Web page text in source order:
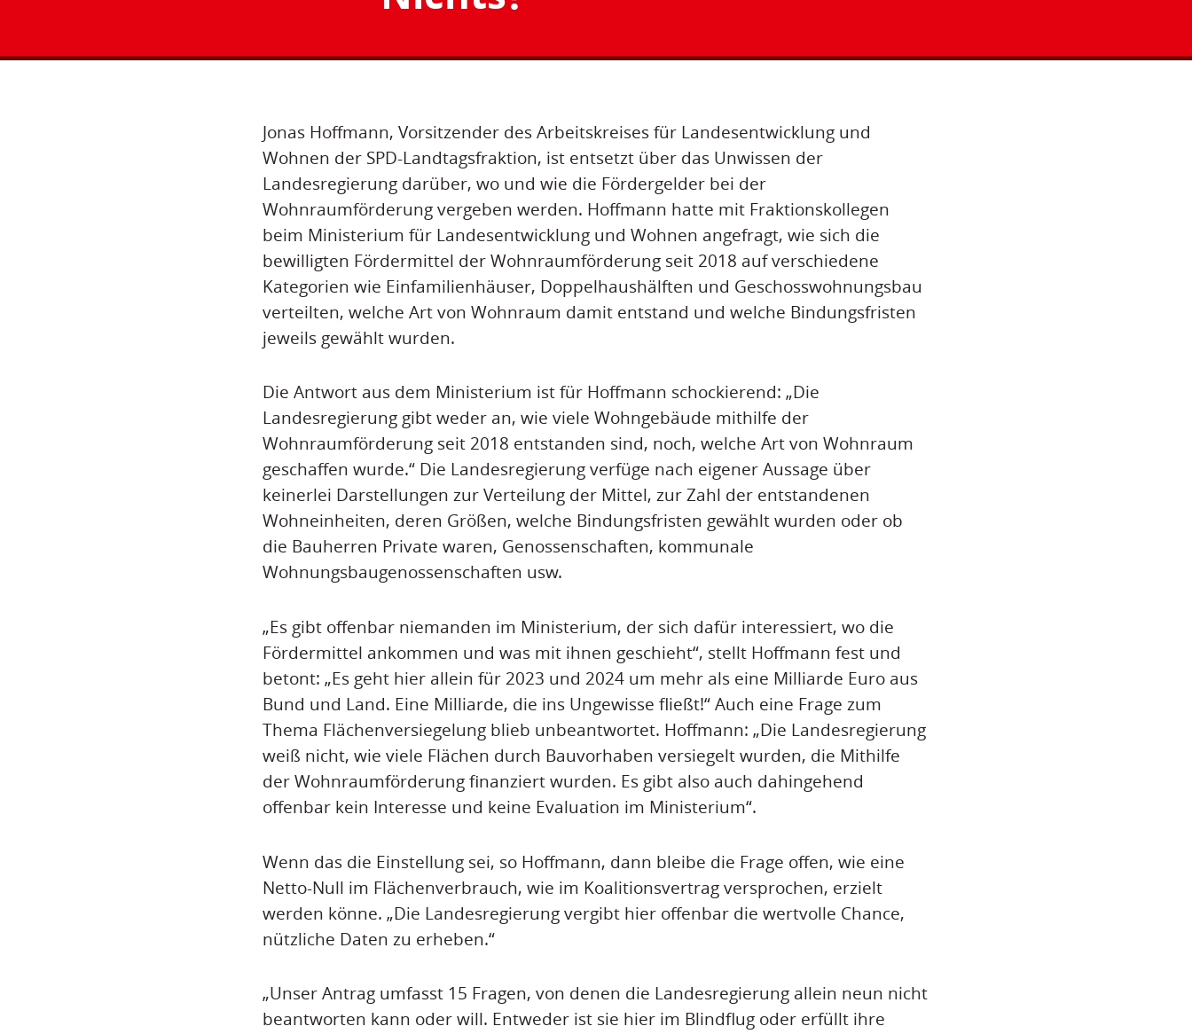
Jonas Hoffmann, Vorsitzender des Arbeitskreises für Landesentwicklung und
Wohnen der SPD-Landtagsfraktion, ist entsetzt über das Unwissen der
Landesregierung darüber, wo und wie die Fördergelder bei der
Wohnraumförderung vergeben werden. Hoffmann hatte mit Fraktionskollegen
beim Ministerium für Landesentwicklung und Wohnen angefragt, wie sich die
bewilligten Fördermittel der Wohnraumförderung seit 2018 auf verschiedene
Kategorien wie Einfamilienhäuser, Doppelhaushälften und Geschosswohnungsbau
verteilten, welche Art von Wohnraum damit entstand und welche Bindungsfristen
jeweils gewählt wurden.
Die Antwort aus dem Ministerium ist für Hoffmann schockierend: „Die
Landesregierung gibt weder an, wie viele Wohngebäude mithilfe der
Wohnraumförderung seit 2018 entstanden sind, noch, welche Art von Wohnraum
geschaffen wurde.“ Die Landesregierung verfüge nach eigener Aussage über
keinerlei Darstellungen zur Verteilung der Mittel, zur Zahl der entstandenen
Wohneinheiten, deren Größen, welche Bindungsfristen gewählt wurden oder ob
die Bauherren Private waren, Genossenschaften, kommunale
Wohnungsbaugenossenschaften usw.
„Es gibt offenbar niemanden im Ministerium, der sich dafür interessiert, wo die
Fördermittel ankommen und was mit ihnen geschieht“, stellt Hoffmann fest und
betont: „Es geht hier allein für 2023 und 2024 um mehr als eine Milliarde Euro aus
Bund und Land. Eine Milliarde, die ins Ungewisse fließt!“ Auch eine Frage zum
Thema Flächenversiegelung blieb unbeantwortet. Hoffmann: „Die Landesregierung
weiß nicht, wie viele Flächen durch Bauvorhaben versiegelt wurden, die Mithilfe
der Wohnraumförderung finanziert wurden. Es gibt also auch dahingehend
offenbar kein Interesse und keine Evaluation im Ministerium“.
Wenn das die Einstellung sei, so Hoffmann, dann bleibe die Frage offen, wie eine
Netto-Null im Flächenverbrauch, wie im Koalitionsvertrag versprochen, erzielt
werden könne. „Die Landesregierung vergibt hier offenbar die wertvolle Chance,
nützliche Daten zu erheben.“
„Unser Antrag umfasst 15 Fragen, von denen die Landesregierung allein neun nicht
beantworten kann oder will. Entweder ist sie hier im Blindflug oder erfüllt ihre